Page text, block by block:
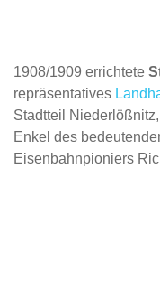
1908/1909 errichtete
repräsentatives
Stadtteil
Enkel des
Eisenbahnpioniers